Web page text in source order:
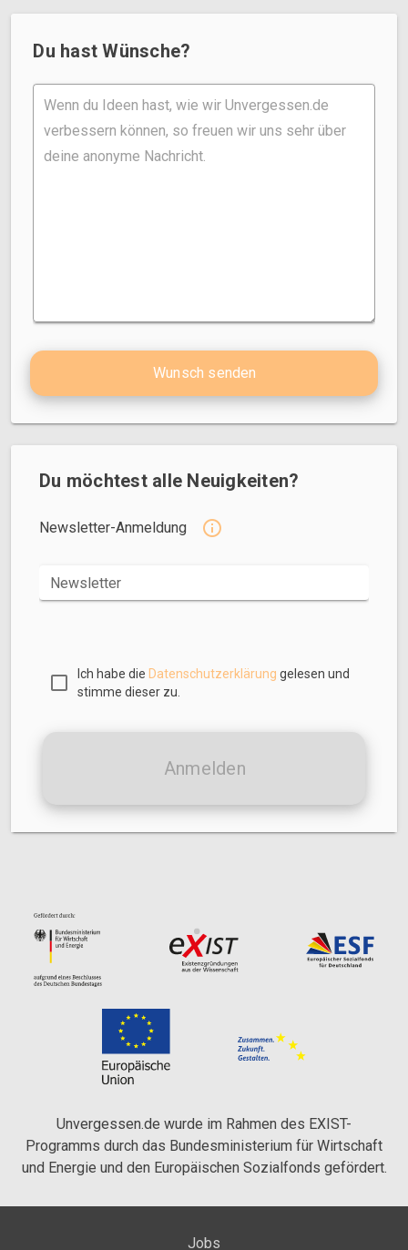
Du hast Wünsche?
Wunsch senden
Du möchtest alle Neuigkeiten?
Newsletter-Anmeldung
Newsletter
Ich habe die Datenschutzerklärung gelesen und
stimme dieser zu.
Anmelden
Unvergessen.de wurde im Rahmen des EXIST-
Programms durch das Bundesministerium für Wirtschaft
und Energie und den Europäischen Sozialfonds gefördert.
Jobs